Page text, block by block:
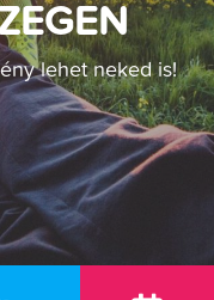
lehet neked is!